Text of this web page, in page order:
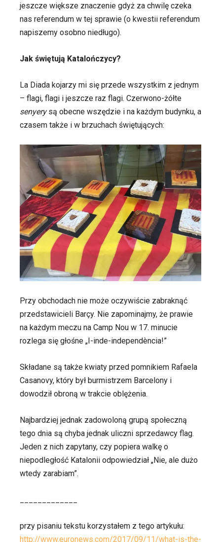
jeszcze większe znaczenie gdyż za chwilę czeka
nas referendum w tej sprawie (o kwestii referendum
napiszemy osobno niedługo).
Jak świętują Katalończycy?
La Diada kojarzy mi się przede wszystkim z jednym
– flagi, flagi i jeszcze raz flagi. Czerwono-żółte
senyerysą obecne wszędzie i na każdym budynku, a
czasem także i w brzuchach świętujących:
Przy obchodach nie może oczywiście zabraknąć
przedstawicieli Barçy. Nie zapominajmy, że prawie
na każdym meczu na Camp Nou w 17. minucie
rozlega się głośne „I-inde-independència!”
Składane są także kwiaty przed pomnikiem Rafaela
Casanovy, który był burmistrzem Barcelony i
dowodził obroną w trakcie oblężenia.
Najbardziej jednak zadowoloną grupą społeczną
tego dnia są chyba jednak uliczni sprzedawcy flag.
Jeden z nich zapytany, czy popiera walkę o
niepodległość Katalonii odpowiedział „Nie, ale dużo
wtedy zarabiam”.
przy pisaniu tekstu korzystałem z tego artykułu:
http://www.euronews.com/2017/09/11/what-is-the-